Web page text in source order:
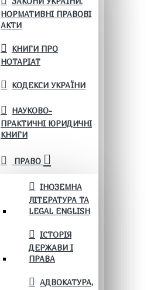
НОРМАТИВНІ ПРАВОВІ
АКТИ
КНИГИ ПРО
НОТАРІАТ
КОДЕКСИ УКРАЇНИ
НАУКОВО-
ПРАКТИЧНІ ЮРИДИЧНІ
КНИГИ
ПРАВО
ІНОЗЕМНА
ЛІТЕРАТУРА ТА
LEGAL ENGLISH
ІСТОРІЯ
ДЕРЖАВИ І
ПРАВА
АДВОКАТУРА,